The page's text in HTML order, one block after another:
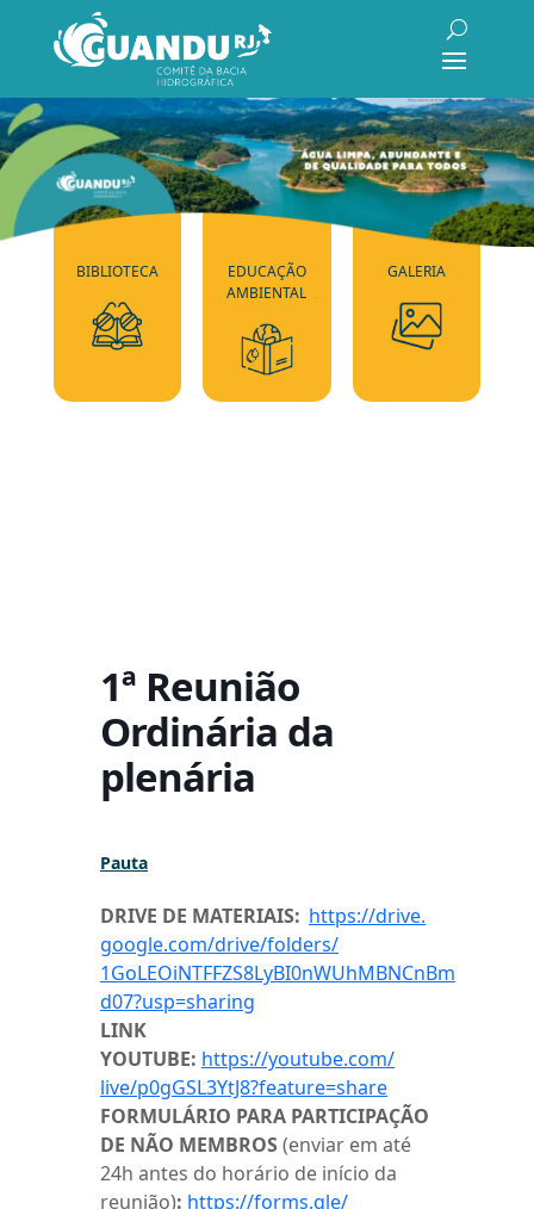
BIBLIOTECA
EDUCAÇÃO
AMBIENTAL
GALERIA
1ª Reunião
Ordinária da
plenária
Pauta
DRIVE DE MATERIAIS: https://drive.
google.com/drive/folders/
1GoLEOiNTFFZS8LyBI0nWUhMBNCnBm
d07?usp=sharing
LINK
YOUTUBE: https://youtube.com/
live/p0gGSL3YtJ8?feature=share
FORMULÁRIO PARA PARTICIPAÇÃO
DE NÃO MEMBROS (enviar em até
24h antes do horário de início da
reunião): https://forms.gle/